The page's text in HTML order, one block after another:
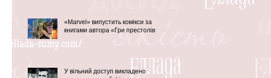
«Marvel» випустить комікси за
книгами автора «Гри престолів»
У вільний доступ викладено